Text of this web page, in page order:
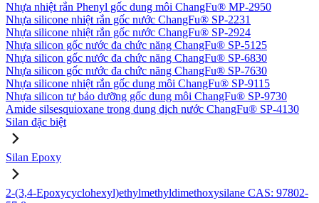
Nhựa nhiệt rắn Phenyl gốc dung môi ChangFu® MP-2950
Nhựa silicone nhiệt rắn gốc nước ChangFu® SP-2231
Nhựa silicone nhiệt rắn gốc nước ChangFu® SP-2924
Nhựa silicon gốc nước đa chức năng ChangFu® SP-5125
Nhựa silicon gốc nước đa chức năng ChangFu® SP-6830
Nhựa silicon gốc nước đa chức năng ChangFu® SP-7630
Nhựa silicone nhiệt rắn gốc dung môi ChangFu® SP-9115
Nhựa silicon tự bảo dưỡng gốc dung môi ChangFu® SP-9730
Amide silsesquioxane trong dung dịch nước ChangFu® SP-4130
Silan đặc biệt
Silan Epoxy
2-(3,4-Epoxycyclohexyl)ethylmethyldimethoxysilane CAS: 97802-